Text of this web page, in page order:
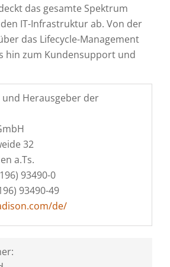
das gesamte Spektrum
IT-Infrastruktur ab. Von der
das Lifecycle-Management
hin zum Kundensupport und
Herausgeber der
32
a.Ts.
93490-0
93490-49
de/